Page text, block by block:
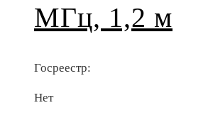
МГц, 1,2 м
Госреестр:
Нет